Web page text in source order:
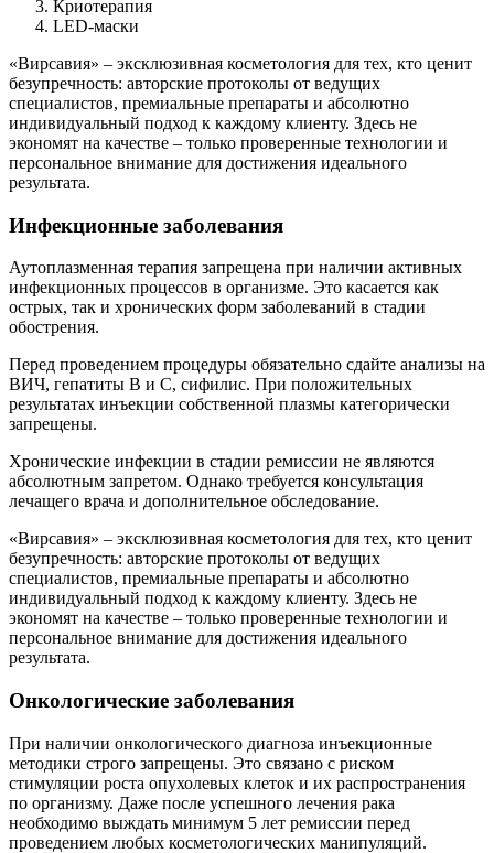
Криотерапия
LED-маски
«Вирсавия» – эксклюзивная косметология для тех, кто ценит
безупречность: авторские протоколы от ведущих
специалистов, премиальные препараты и абсолютно
индивидуальный подход к каждому клиенту. Здесь не
экономят на качестве – только проверенные технологии и
персональное внимание для достижения идеального
результата.
Инфекционные заболевания
Аутоплазменная терапия запрещена при наличии активных
инфекционных процессов в организме. Это касается как
острых, так и хронических форм заболеваний в стадии
обострения.
Перед проведением процедуры обязательно сдайте анализы на
ВИЧ, гепатиты B и C, сифилис. При положительных
результатах инъекции собственной плазмы категорически
запрещены.
Хронические инфекции в стадии ремиссии не являются
абсолютным запретом. Однако требуется консультация
лечащего врача и дополнительное обследование.
«Вирсавия» – эксклюзивная косметология для тех, кто ценит
безупречность: авторские протоколы от ведущих
специалистов, премиальные препараты и абсолютно
индивидуальный подход к каждому клиенту. Здесь не
экономят на качестве – только проверенные технологии и
персональное внимание для достижения идеального
результата.
Онкологические заболевания
При наличии онкологического диагноза инъекционные
методики строго запрещены. Это связано с риском
стимуляции роста опухолевых клеток и их распространения
по организму. Даже после успешного лечения рака
необходимо выждать минимум 5 лет ремиссии перед
проведением любых косметологических манипуляций.